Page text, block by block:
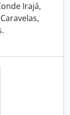
Irajá,